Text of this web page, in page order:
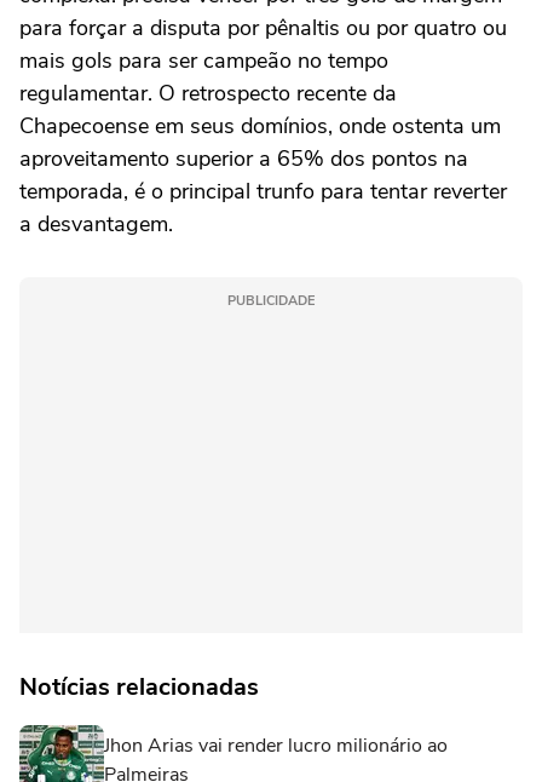
para forçar a disputa por pênaltis ou por quatro ou
mais gols para ser campeão no tempo
regulamentar. O retrospecto recente da
Chapecoense em seus domínios, onde ostenta um
aproveitamento superior a 65% dos pontos na
temporada, é o principal trunfo para tentar reverter
a desvantagem.
PUBLICIDADE
Notícias relacionadas
Jhon Arias vai render lucro milionário ao
Palmeiras